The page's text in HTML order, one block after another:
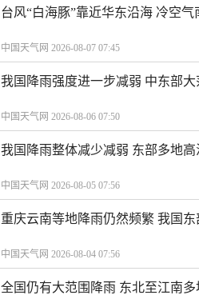
台风“白海豚”靠近华东沿海 冷空
中国天气网 2026-08-07 07:45
我国降雨强度进一步减弱 中东部
中国天气网 2026-08-06 07:50
我国降雨整体减少减弱 东部多地
中国天气网 2026-08-05 07:56
重庆云南等地降雨仍然频繁 我国
中国天气网 2026-08-04 07:56
全国仍有大范围降雨 东北至江南